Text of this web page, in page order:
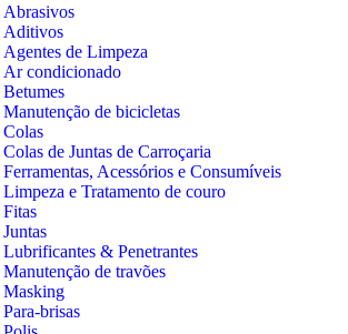
Abrasivos
Aditivos
Agentes de Limpeza
Ar condicionado
Betumes
Manutenção de bicicletas
Colas
Colas de Juntas de Carroçaria
Ferramentas, Acessórios e Consumíveis
Limpeza e Tratamento de couro
Fitas
Juntas
Lubrificantes & Penetrantes
Manutenção de travões
Masking
Para-brisas